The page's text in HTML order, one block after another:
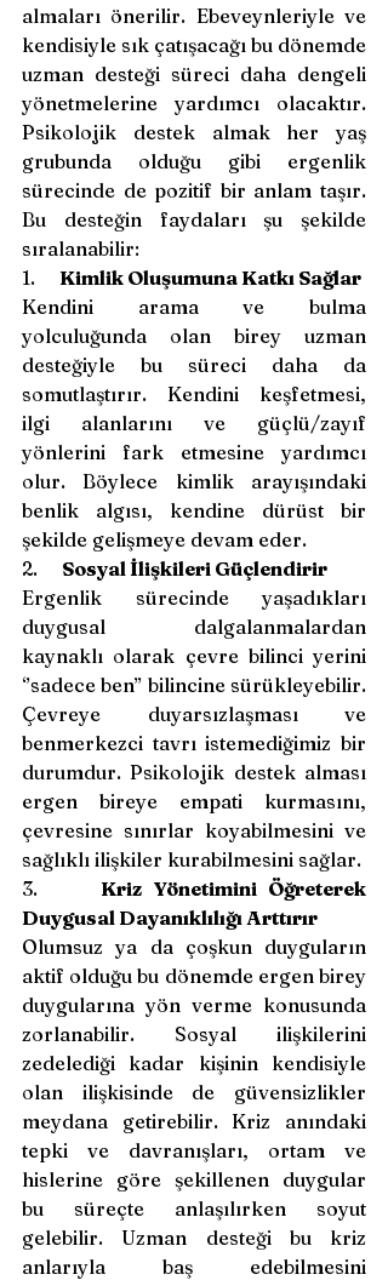
almaları önerilir. Ebeveynleriyle ve
kendisiyle sık çatışacağı bu dönemde
uzman desteği süreci daha dengeli
yönetmelerine yardımcı olacaktır.
Psikolojik destek almak her yaş
grubunda olduğu gibi ergenlik
sürecinde de pozitif bir anlam taşır.
Bu desteğin faydaları şu şekilde
sıralanabilir:
1. Kimlik Oluşumuna Katkı Sağlar
Kendini arama ve bulma
yolculuğunda olan birey uzman
desteğiyle bu süreci daha da
somutlaştırır. Kendini keşfetmesi,
ilgi alanlarını ve güçlü/zayıf
yönlerini fark etmesine yardımcı
olur. Böylece kimlik arayışındaki
benlik algısı, kendine dürüst bir
şekilde gelişmeye devam eder.
2. Sosyal İlişkileri Güçlendirir
Ergenlik sürecinde yaşadıkları
duygusal dalgalanmalardan
kaynaklı olarak çevre bilinci yerini
‘’sadece ben’’ bilincine sürükleyebilir.
Çevreye duyarsızlaşması ve
benmerkezci tavrı istemediğimiz bir
durumdur. Psikolojik destek alması
ergen bireye empati kurmasını,
çevresine sınırlar koyabilmesini ve
sağlıklı ilişkiler kurabilmesini sağlar.
3. Kriz Yönetimini Öğreterek
Duygusal Dayanıklılığı Arttırır
Olumsuz ya da çoşkun duyguların
aktif olduğu bu dönemde ergen birey
duygularına yön verme konusunda
zorlanabilir. Sosyal ilişkilerini
zedelediği kadar kişinin kendisiyle
olan ilişkisinde de güvensizlikler
meydana getirebilir. Kriz anındaki
tepki ve davranışları, ortam ve
hislerine göre şekillenen duygular
bu süreçte anlaşılırken soyut
gelebilir. Uzman desteği bu kriz
anlarıyla baş edebilmesini